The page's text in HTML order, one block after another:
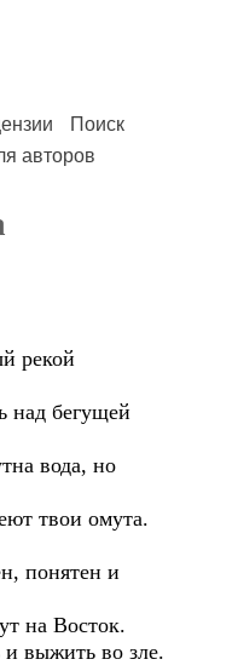
Поиск
авторов
рекой
над бегущей
вода, но
твои омута.
понятен и
на Восток.
выжить во зле.